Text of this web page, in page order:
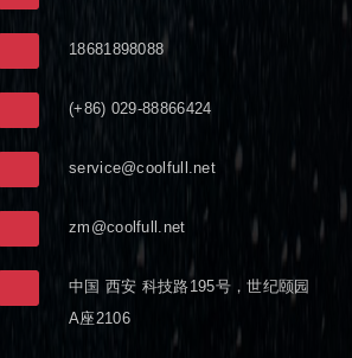
18681898088
(+86) 029-88866424
service@coolfull.net
zm@coolfull.net
中国 西安 科技路195号，世纪颐园
A座2106